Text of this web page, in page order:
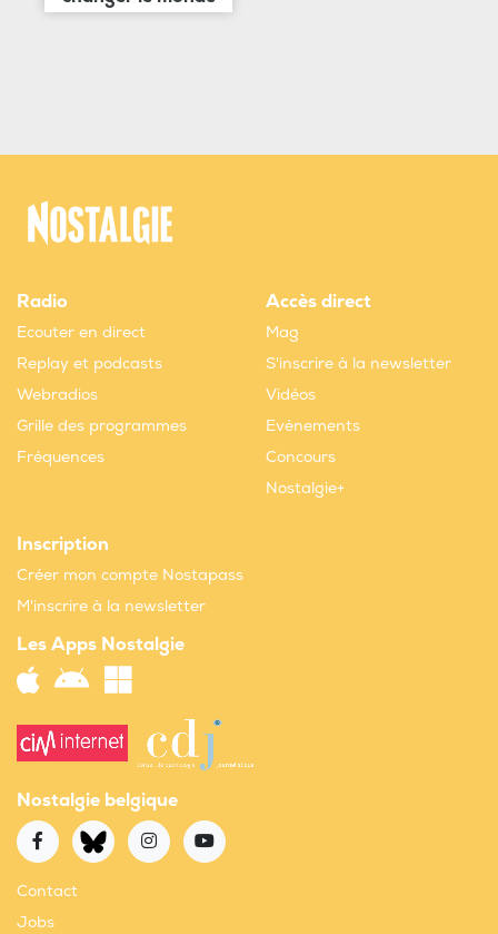
Radio
Ecouter en direct
Replay et podcasts
Webradios
Grille des programmes
Fréquences
Accès direct
Mag
S'inscrire à la newsletter
Vidéos
Evènements
Concours
Nostalgie+
Inscription
Créer mon compte Nostapass
M'inscrire à la newsletter
Les Apps Nostalgie
Nostalgie belgique
Contact
Jobs